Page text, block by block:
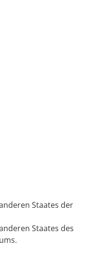
Staates der
Staates des